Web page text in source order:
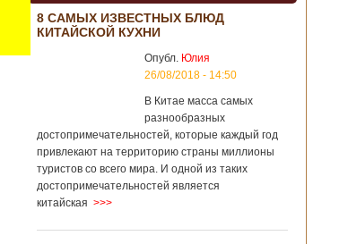
8 САМЫХ ИЗВЕСТНЫХ БЛЮД
КИТАЙСКОЙ КУХНИ
Опубл. Юлия
26/08/2018 - 14:50
В Китае масса самых
разнообразных
достопримечательностей, которые каждый год
привлекают на территорию страны миллионы
туристов со всего мира. И одной из таких
достопримечательностей является
китайская >>>